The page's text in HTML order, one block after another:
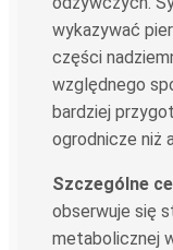
wykazywać
części
względnego
bardziej
ogrodnicze niż
Szczególne
obserwuje się
metabolicznej